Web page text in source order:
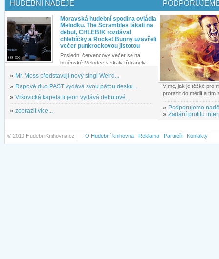
HUDEBNÍ NADĚJE
03.08.
Moravská hudební spodina ovládla
Melodku. The Scrambles lákali na
debut, CHLEB!K rozdával
chlebíčky a Rocket Bunny uzavřeli
večer punkrockovou jistotou
Poslední červencový večer se na
brněnské Melodce setkaly tři kapely...
» Mr. Moss představují nový singl Weird...
» Rapové duo PAST vydává svou pátou desku...
» Vršovická kapela tojeon vydává debutové...
» zobrazit více...
Víme, jak je těžké pro
prorazit do médií a tím
» Podporujeme
» Zadání profilu
© 2010 HudebniKnihovna.cz | O Hudební knihovna Reklama Partneři Kontakty